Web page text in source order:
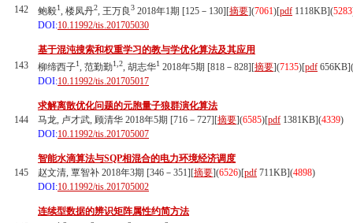
142
鲍毅1, 楼凤丹2, 王万良3 2018年1期 [125－130][摘要](7061)[pdf 1118KB](5283
DOI:10.11992/tis.201705030
143
基于混沌搜索和权重学习的教与学优化算法及其应用
柳缔西子1, 范勤勤1,2, 胡志华1 2018年5期 [818－828][摘要](7135)[pdf 656KB](
DOI:10.11992/tis.201705017
144
求解离散优化问题的元胞量子狼群演化算法
马龙, 卢才武, 顾清华 2018年5期 [716－727][摘要](6585)[pdf 1381KB](4339)
DOI:10.11992/tis.201705007
145
智能水滴算法与SQP相混合的电力环境经济调度
赵文清, 覃智补 2018年3期 [346－351][摘要](6526)[pdf 711KB](4898)
DOI:10.11992/tis.201705002
连续型数据的辨识矩阵属性约简方法